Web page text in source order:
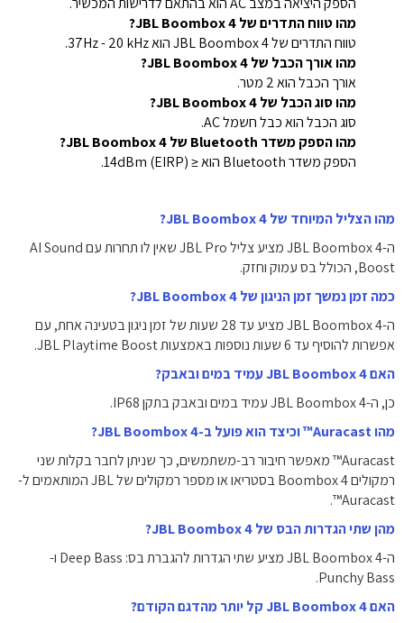
מהו טווח התדרים של JBL Boombox 4?
טווח התדרים של JBL Boombox 4 הוא 37Hz - 20 kHz.
מהו אורך הכבל של JBL Boombox 4?
אורך הכבל הוא 2 מטר.
מהו סוג הכבל של JBL Boombox 4?
סוג הכבל הוא כבל חשמל AC.
מהו הספק משדר Bluetooth של JBL Boombox 4?
הספק משדר Bluetooth הוא ≤ 14dBm (EIRP).
מהו הצליל המיוחד של JBL Boombox 4?
ה-JBL Boombox 4 מציע צליל JBL Pro שאין לו תחרות עם AI Sound
Boost, הכולל בס עמוק וחזק.
כמה זמן נמשך זמן הניגון של JBL Boombox 4?
ה-JBL Boombox 4 מציע עד 28 שעות של זמן ניגון בטעינה אחת, עם
אפשרות להוסיף עד 6 שעות נוספות באמצעות JBL Playtime Boost.
האם JBL Boombox 4 עמיד במים ובאבק?
כן, ה-JBL Boombox 4 עמיד במים ובאבק בתקן IP68.
מהו Auracast™ וכיצד הוא פועל ב-JBL Boombox 4?
Auracast™ מאפשר חיבור רב-משתמשים, כך שניתן לחבר בקלות שני
רמקולים Boombox 4 בסטריאו או מספר רמקולים של JBL המותאמים ל-
Auracast™.
מהן שתי הגדרות הבס של JBL Boombox 4?
ה-JBL Boombox 4 מציע שתי הגדרות להגברת בס: Deep Bass ו-
Punchy Bass.
האם JBL Boombox 4 קל יותר מהדגם הקודם?